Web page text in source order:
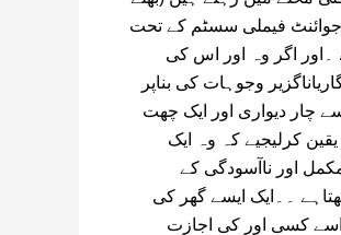
جوائنٹ فیملی سسٹم کے تحت
۔اور اگر وہ اور اس کی
وجوہات کی بناپر
چار دیواری اور ایک چھت
کرلیجیے کہ وہ ایک
اور ناآسودگی کے
۔۔ایک ایسے گھر کی
اسے کسی اور کی اجازت